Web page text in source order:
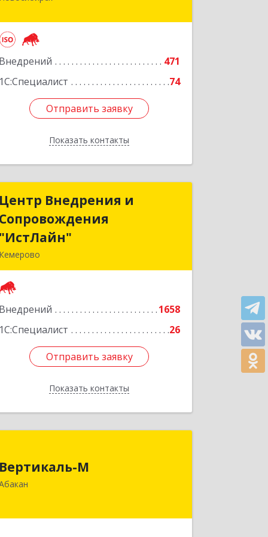
Внедрений
471
1С:Специалист
74
Отправить заявку
Показать контакты
Подробнее
Отправить заявку
Назад
Центр Внедрения и
Сопровождения
"ИстЛайн"
Кемерово
Внедрений
1658
1С:Специалист
26
Отправить заявку
Показать контакты
Центр Внедрения и
Сопровождения
Кемерово г, Мичурина ул, дом № 13А,
этаж 3, пом.2, оф.301
Отправить заявку
Назад
Вертикаль-М
Чертыгашева ул, дом № 124, кв.97Н
Подробнее